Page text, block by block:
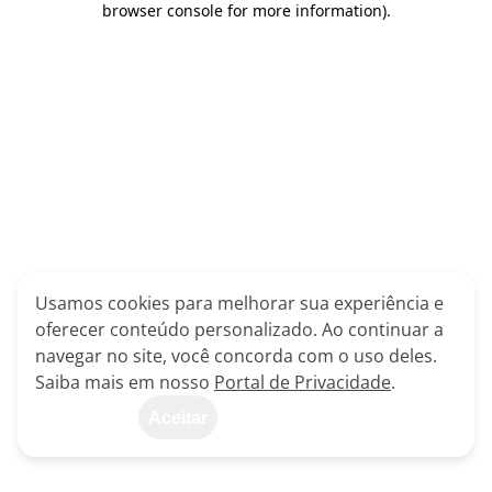
browser console for more information).
Usamos cookies para melhorar sua experiência e
oferecer conteúdo personalizado. Ao continuar a
navegar no site, você concorda com o uso deles.
Saiba mais em nosso Portal de Privacidade.